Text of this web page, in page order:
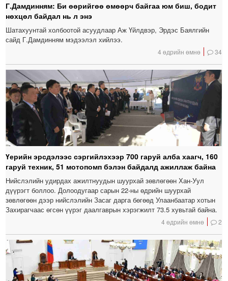
Г.Дамдинням: Би өөрийгөө өмөөрч байгаа юм биш, бодит
нөхцөл байдал нь л энэ
Шатахуунтай холбоотой асуудлаар Аж Үйлдвэр, Эрдэс Баялгийн
сайд Г.Дамдинням мэдээлэл хийлээ.
4 өдрийн өмнө 34
Үерийн эрсдэлээс сэргийлэхээр 700 гаруй алба хаагч, 160
гаруй техник, 51 мотопомп бэлэн байдалд ажиллаж байна
Нийслэлийн удирдах ажилтнуудын шуурхай зөвлөгөөн Хан-Уул
дүүрэгт боллоо. Долоодугаар сарын 22-ны өдрийн шуурхай
зөвлөгөөн дээр нийслэлийн Засаг дарга бөгөөд Улаанбаатар хотын
Захирагчаас өгсөн үүрэг даалгаврын хэрэгжилт 73.5 хувьтай байна.
4 өдрийн өмнө 2